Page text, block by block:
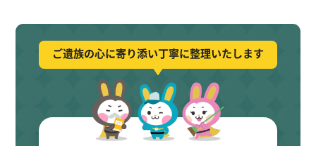
ご遺族の心に寄り添い丁寧に整理いたします